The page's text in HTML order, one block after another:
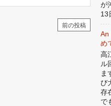
前の投稿
が
13
An
め
高
ル
ま
び
存
で